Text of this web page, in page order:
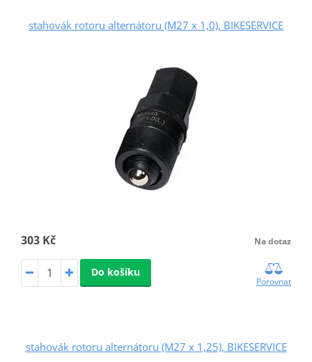
stahovák rotoru alternátoru (M27 x 1,0), BIKESERVICE
303 Kč Na dotaz
Do košíku
Porovnat
stahovák rotoru alternátoru (M27 x 1,25), BIKESERVICE